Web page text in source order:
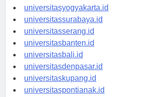
universitassemarang.id
universitasyogyakarta.id
universitassurabaya.id
universitasserang.id
universitasbanten.id
universitasbali.id
universitasdenpasar.id
universitaskupang.id